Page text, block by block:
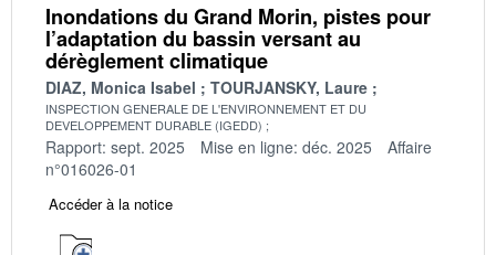
Inondations du Grand Morin, pistes pour
l’adaptation du bassin versant au
dérèglement climatique
DIAZ, Monica Isabel TOURJANSKY, Laure
INSPECTION GENERALE DE L'ENVIRONNEMENT ET DU
DEVELOPPEMENT DURABLE (IGEDD)
Rapport: sept. 2025 Mise en ligne: déc. 2025
Affaire
n°016026-01
Accéder à la notice